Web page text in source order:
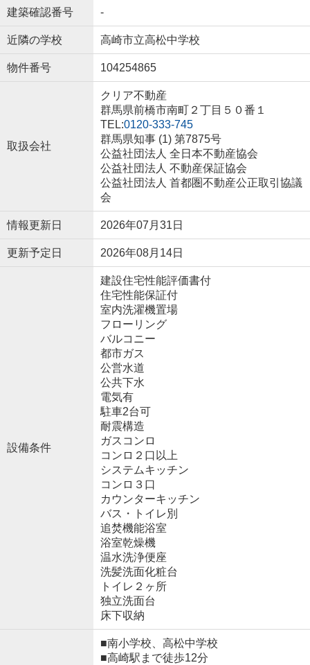
建築確認番号 -
近隣の学校 高崎市立高松中学校
物件番号 104254865
取扱会社
クリア不動産
群馬県前橋市南町２丁目５０番１
TEL:0120-333-745
群馬県知事 (1) 第7875号
公益社団法人 全日本不動産協会
公益社団法人 不動産保証協会
公益社団法人 首都圏不動産公正取引協議
会
情報更新日 2026年07月31日
更新予定日 2026年08月14日
設備条件
建設住宅性能評価書付
住宅性能保証付
室内洗濯機置場
フローリング
バルコニー
都市ガス
公営水道
公共下水
電気有
駐車2台可
耐震構造
ガスコンロ
コンロ２口以上
システムキッチン
コンロ３口
カウンターキッチン
バス・トイレ別
追焚機能浴室
浴室乾燥機
温水洗浄便座
洗髪洗面化粧台
トイレ２ヶ所
独立洗面台
床下収納
■南小学校、高松中学校
■高崎駅まで徒歩12分